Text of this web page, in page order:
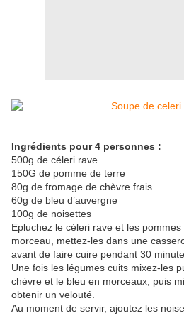
Ingrédients pour 4 personnes :
500g de céleri rave
150G de pomme de terre
80g de fromage de chèvre frais
60g de bleu d’auvergne
100g de noisettes
Epluchez le céleri rave et les
morceau, mettez-les dans une
avant de faire cuire pendant 30
Une fois les légumes cuits mixez-les
chèvre et le bleu en morceaux, puis
obtenir un velouté.
Au moment de servir, ajoutez les